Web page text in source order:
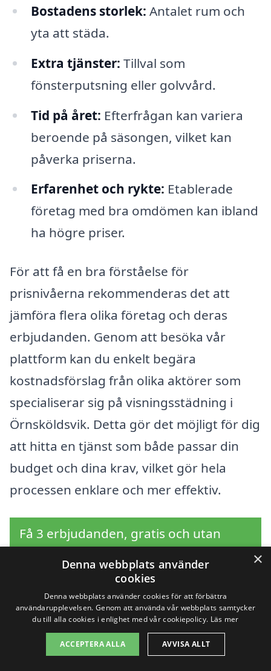
Bostadens storlek: Antalet rum och
yta att städa.
Extra tjänster: Tillval som
fönsterputsning eller golvvård.
Tid på året: Efterfrågan kan variera
beroende på säsongen, vilket kan
påverka priserna.
Erfarenhet och rykte: Etablerade
företag med bra omdömen kan ibland
ha högre priser.
För att få en bra förståelse för
prisnivåerna rekommenderas det att
jämföra flera olika företag och deras
erbjudanden. Genom att besöka vår
plattform kan du enkelt begära
kostnadsförslag från olika aktörer som
specialiserar sig på visningsstädning i
Örnsköldsvik. Detta gör det möjligt för dig
att hitta en tjänst som både passar din
budget och dina krav, vilket gör hela
processen enklare och mer effektiv.
Få 3 erbjudanden, gratis och utan
Sök efter en
professionell för
×
Denna webbplats använder
cookies
Denna webbplats använder cookies för att förbättra
användarupplevelsen. Genom att använda vår webbplats samtycker
du till alla cookies i enlighet med vår cookiepolicy. Läs mer
ACCEPTERA ALLA AVVISA ALLT